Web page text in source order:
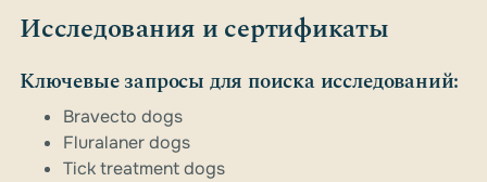
Исследования и сертификаты
Ключевые запросы для поиска исследований:
Bravecto dogs
Fluralaner dogs
Tick treatment dogs